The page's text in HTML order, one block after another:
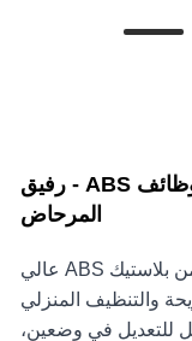
بخاخ بيديت محمول متعدد الوظائف ABS - رفيق
المرحاض
تم تصميم بخاخ بيديت محمول باليد من بلاستيك ABS عالي
والتنظيف المنزلي
للتعديل في وضعين،